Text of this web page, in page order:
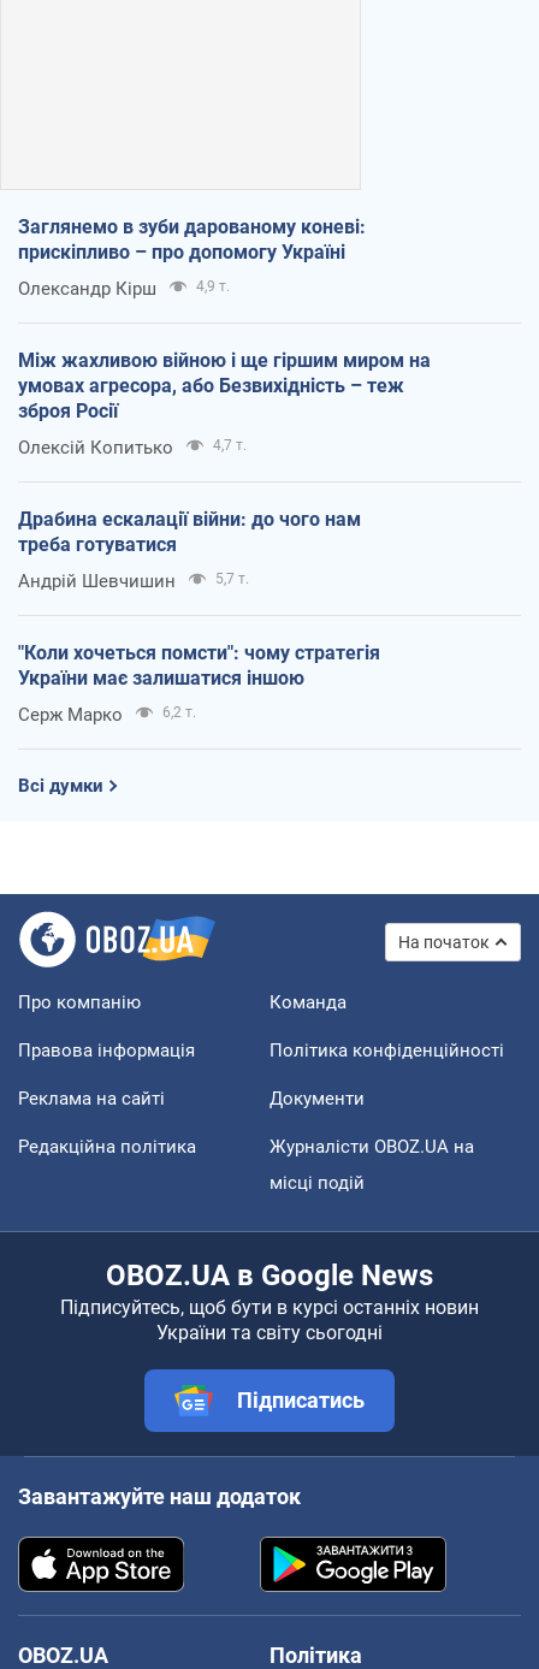
Заглянемо в зуби дарованому коневі:
прискіпливо – про допомогу Україні
Олександр Кірш 4,9 т.
Між жахливою війною і ще гіршим миром на
умовах агресора, або Безвихідність – теж
зброя Росії
Олексій Копитько 4,7 т.
Драбина ескалації війни: до чого нам
треба готуватися
Андрій Шевчишин 5,7 т.
"Коли хочеться помсти": чому стратегія
України має залишатися іншою
Серж Марко 6,2 т.
Всі думки
На початок
Про компанію Команда
Правова інформація Політика конфіденційності
Реклама на сайті Документи
Редакційна політика
Журналісти OBOZ.UA на
місці подій
OBOZ.UA в Google News
Підписуйтесь, щоб бути в курсі останніх новин
України та світу сьогодні
Підписатись
Завантажуйте наш додаток
OBOZ.UA
Політика